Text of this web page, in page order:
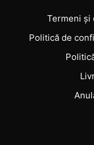
Termeni și
Politică de